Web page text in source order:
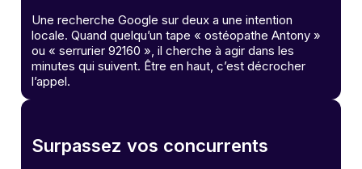
Une recherche Google sur deux a une intention
locale. Quand quelqu’un tape « ostéopathe Antony »
ou « serrurier 92160 », il cherche à agir dans les
minutes qui suivent. Être en haut, c’est décrocher
l’appel.
Surpassez vos concurrents